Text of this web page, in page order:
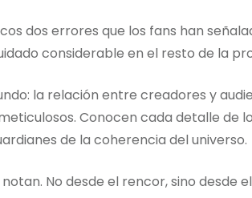
dos errores que los fans han
considerable en el resto de la
la relación entre creadores y
Conocen cada detalle de
de la coherencia del universo.
No desde el rencor, sino desde